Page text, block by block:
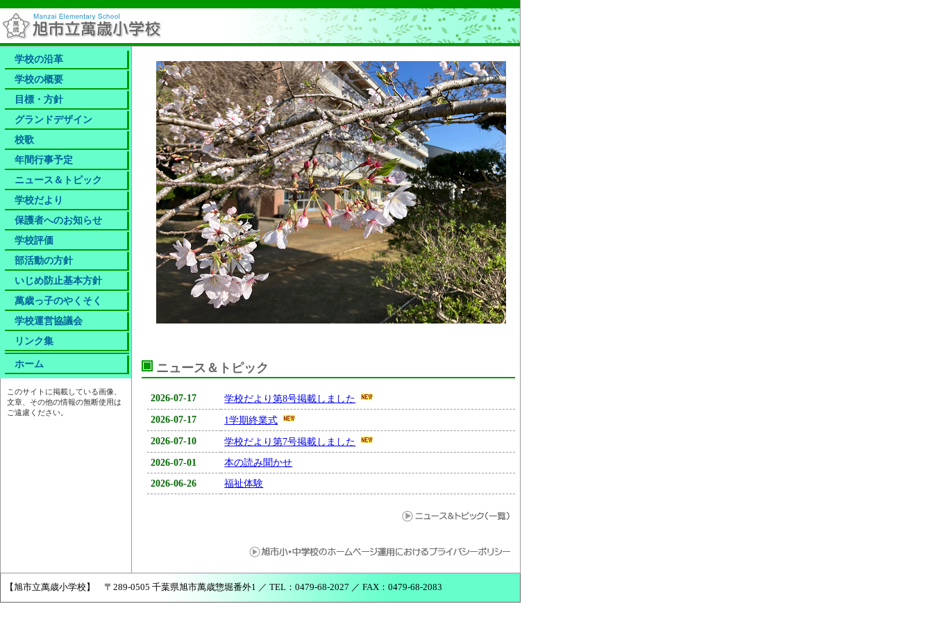
学校の沿革
学校の概要
目標・方針
グランドデザイン
校歌
年間行事予定
ニュース＆トピック
学校だより
保護者へのお知らせ​
学校評価
部活動の方針
いじめ防止基本方針
萬歳っ子のやくそく
学校運営協議会
リンク集
ホーム
このサイトに掲載している画像、
文章、その他の情報の無断使用は
ご遠慮ください。
ニュース＆トピック
2026-07-17
学校だより第8号掲載しました
2026-07-17
1学期終業式
2026-07-10
学校だより第7号掲載しました
2026-07-01
本の読み聞かせ
2026-06-26
福祉体験
【旭市立萬歳小学校】 〒289-0505 千葉県旭市萬歳惣堀番外1 ／ TEL：0479-68-2027 ／ FAX：0479-68-2083